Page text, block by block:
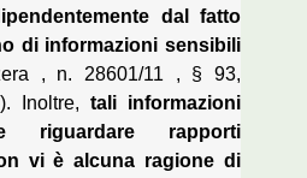
dal fatto
di informazioni sensibili
, n. 28601/11 , §93,
Inoltre, tali informazioni
riguardare rapporti
vi è alcuna ragione di